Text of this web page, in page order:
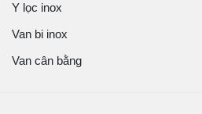
Y lọc inox
Van bi inox
Van cân bằng